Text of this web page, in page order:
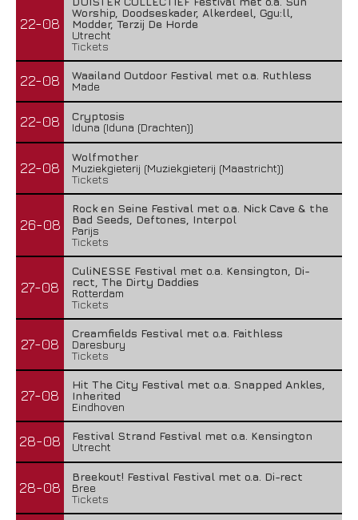
22-08
Worship, Doodseskader, Alkerdeel, Ggu:ll,
Modder, Terzij De Horde
Utrecht
Tickets
22-08
Waailand Outdoor Festival met o.a. Ruthless
Made
22-08
Cryptosis
Iduna (Iduna (Drachten))
22-08
Wolfmother
Muziekgieterij (Muziekgieterij (Maastricht))
Tickets
26-08
Rock en Seine Festival met o.a. Nick Cave & the
Bad Seeds, Deftones, Interpol
Parijs
Tickets
27-08
CuliNESSE Festival met o.a. Kensington, Di-
rect, The Dirty Daddies
Rotterdam
Tickets
27-08
Creamfields Festival met o.a. Faithless
Daresbury
Tickets
27-08
Hit The City Festival met o.a. Snapped Ankles,
Inherited
Eindhoven
28-08
Festival Strand Festival met o.a. Kensington
Utrecht
28-08
Breekout! Festival Festival met o.a. Di-rect
Bree
Tickets